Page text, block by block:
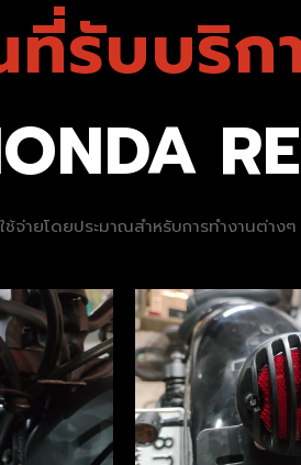
ที่รับบริก
ช้จ่ายโดยประมาณสำหรับการทำงานต่า